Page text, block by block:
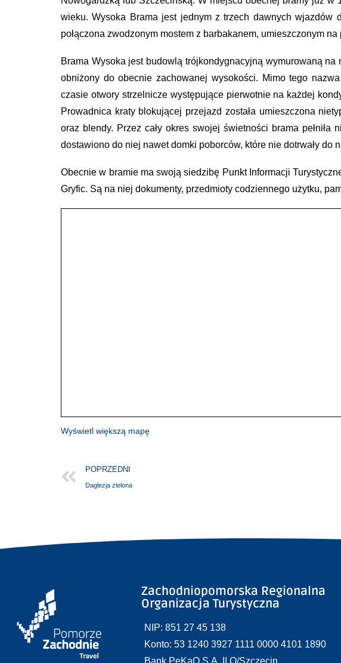
wieku. Wysoka Brama jest jednym z trzech dawnych wjazdów
połączona zwodzonym mostem z barbakanem, umieszczonym na
Brama Wysoka jest budowlą trójkondygnacyjną wymurowaną
obniżony do obecnie zachowanej wysokości. Mimo tego
czasie otwory strzelnicze występujące pierwotnie na każdej
Prowadnica kraty blokującej przejazd została umieszczona
oraz blendy. Przez cały okres swojej świetności brama
dostawiono do niej nawet domki poborców, które nie dotrwały do
Obecnie w bramie ma swoją siedzibę Punkt Informacji
Gryfic. Są na niej dokumenty, przedmioty codziennego użytku,
Wyświetl większą mapę
POPRZEDNI
Daglezja zielona
Zachodniopomorska Regionalna
Organizacja Turystyczna
NIP: 851 27 45 138
Konto: 53 1240 3927 1111 0000 4101 1890
Bank PeKaO S.A. II O/Szczecin